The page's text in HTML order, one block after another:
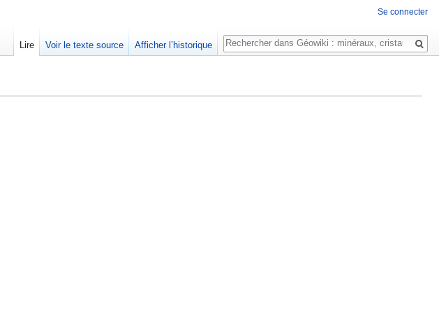
Se connecter
Lire Voir le texte source Afficher l’historique
Rechercher